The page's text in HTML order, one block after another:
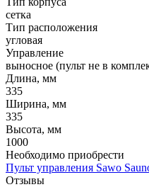
сетка
Тип расположения
угловая
Управление
выносное (пульт не в
Длина, мм
335
Ширина, мм
335
Высота, мм
1000
Необходимо приобрести
Пульт управления Sawo
Отзывы